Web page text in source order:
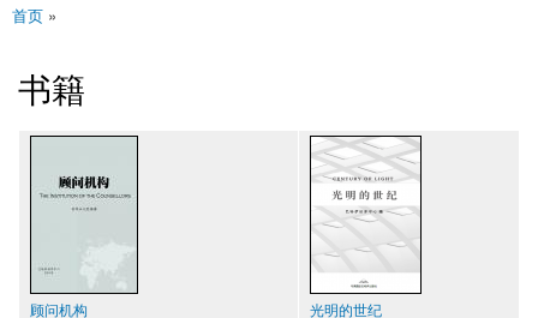
当前位置
首页 »
书籍
顾问机构
光明的世纪